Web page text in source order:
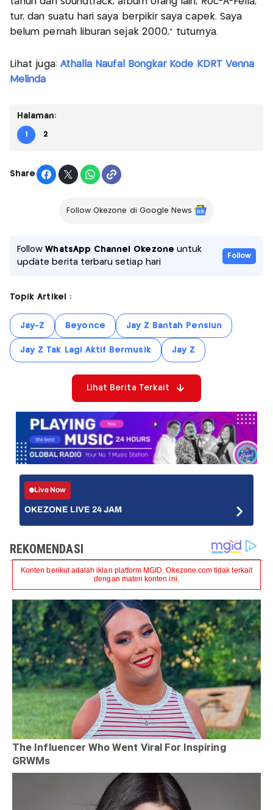
tur, dan suatu hari saya berpikir saya capek. Saya
belum pernah liburan sejak 2000,” tuturnya.
Lihat juga: Athalla Naufal Bongkar Kode KDRT Venna
Melinda
Halaman:
1 2
Share
Follow Okezone di Google News
FollowWhatsApp Channel Okezone untuk
update berita terbaru setiap hari
Follow
Topik Artikel :
Jay-Z Beyonce Jay Z Bantah Pensiun
Jay Z Tak Lagi Aktif Bermusik Jay Z
Lihat Berita Terkait
Live Now
OKEZONE LIVE 24 JAM